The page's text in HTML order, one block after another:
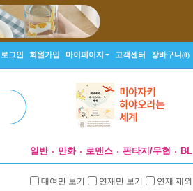
로그인 회원가입 마이페이지 고객센터 장바구니(0)
일반 만화 로맨스 판타지/무협 BL
대여만 보기 연재만 보기 연재 제외